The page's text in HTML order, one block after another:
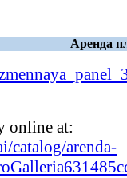
Аренда
online at:
catalog/arenda-